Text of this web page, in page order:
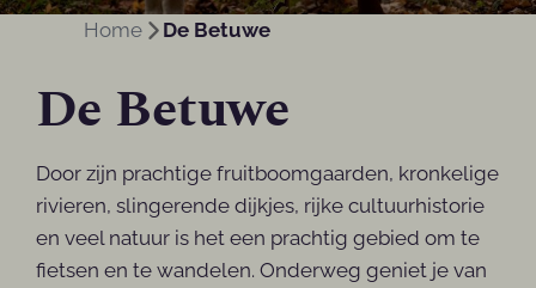
Home De Betuwe
De Betuwe
Door zijn prachtige fruitboomgaarden, kronkelige
rivieren, slingerende dijkjes, rijke cultuurhistorie
en veel natuur is het een prachtig gebied om te
fietsen en te wandelen. Onderweg geniet je van